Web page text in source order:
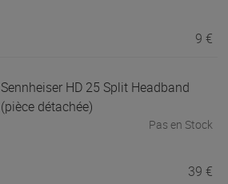
9 €
Sennheiser HD 25 Split Headband
(pièce détachée)
Pas en Stock
39 €